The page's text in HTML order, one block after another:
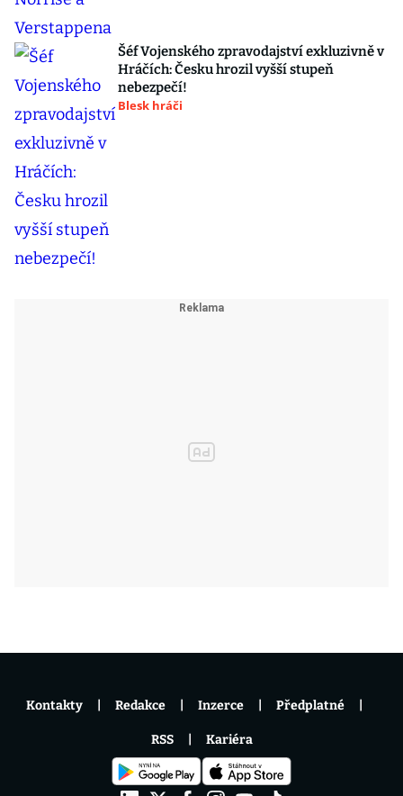
Šéf Vojenského zpravodajství exkluzivně v
Hráčích: Česku hrozil vyšší stupeň
nebezpečí!
Blesk hráči
Kontakty Redakce Inzerce Předplatné
RSS Kariéra